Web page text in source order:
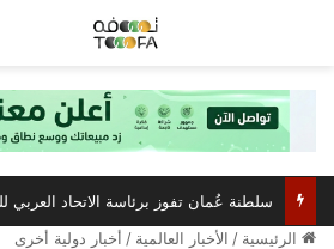
الرئيسية / الأخبار العالمية / أخبار دولية أخرى